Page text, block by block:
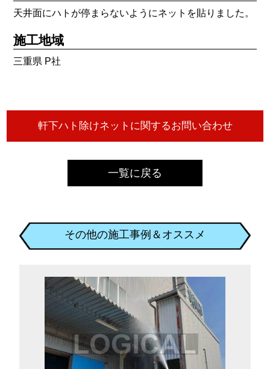
天井面にハトが停まらないようにネットを貼りました。
施工地域
三重県 P社
一覧に戻る
その他の施工事例＆オススメ